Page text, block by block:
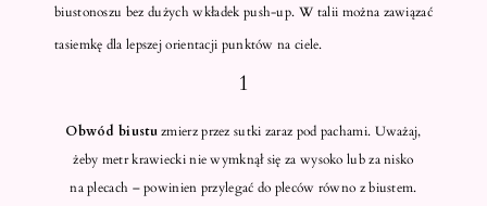
biustonoszu bez dużych wkładek push-up. W talii można zawiązać
tasiemkę dla lepszej orientacji punktów na ciele.
1
Obwód biustuzmierz przez sutki zaraz pod pachami. Uważaj,
żeby metr krawiecki nie wymknął się za wysoko lub za nisko
na plecach – powinien przylegać do pleców równo z biustem.